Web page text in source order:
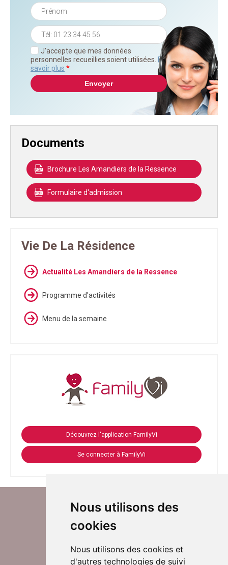
Nous utilisons des
cookies
Nous utilisons des cookies et
d'autres technologies de suivi
J'accepte que mes données
personnelles recueillies soient utilisées. En
savoir plus *
Documents
Brochure Les Amandiers de la Ressence
Formulaire d'admission
Vie De La Résidence
Actualité Les Amandiers de la Ressence
Programme d'activités
Menu de la semaine
Découvrez l'application FamilyVi
Se connecter à FamilyVi